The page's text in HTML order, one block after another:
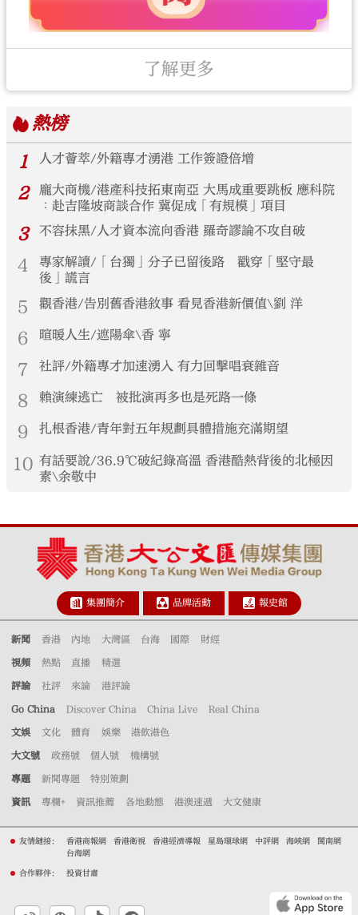
了解更多
熱榜
1
人才薈萃/外籍專才湧港 工作簽證倍增
2
龐大商機/港產科技拓東南亞 大馬成重要跳板 應科院
︰赴吉隆坡商談合作 冀促成「有規模」項目
3 不容抹黑/人才資本流向香港 羅奇謬論不攻自破
4
專家解讀/「台獨」分子已留後路 戳穿「堅守最
後」謊言
5 觀香港/告別舊香港敘事 看見香港新價值\劉 洋
6 暄暖人生/遮陽傘\香 寧
7 社評/外籍專才加速湧入 有力回擊唱衰雜音
8 賴演練逃亡 被批演再多也是死路一條
9 扎根香港/青年對五年規劃具體措施充滿期望
10 有話要說/36.9℃破紀錄高溫 香港酷熱背後的北極因
素\余敬中
集團簡介 品牌活動 報史館
新聞 香港 內地 大灣區 台海 國際 財經
視頻 熱點 直播 精選
評論 社評 來論 港評論
Go China Discover China China Live Real China
文娛 文化 體育 娛樂 港飲港色
大文號 政務號 個人號 機構號
專題 新聞專題 特別策劃
資訊 專欄+ 資訊推薦 各地動態 港澳速遞 大文健康
友情鏈接： 香港商報網 香港衛視 香港經濟導報 星島環球網 中評網 海峽網
閩南網
台海網
合作夥伴： 投資甘肅